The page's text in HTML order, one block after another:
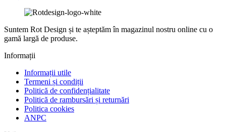
Suntem Rot Design și te așteptăm în magazinul nostru online cu o
gamă largă de produse.
Informații
Informații utile
Termeni și condiții
Politică de confidențialitate
Politică de rambursări și returnări
Politica cookies
ANPC